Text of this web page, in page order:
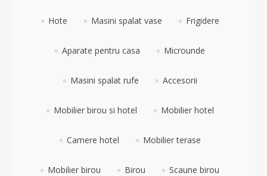
Hote Masini spalat vase Frigidere
Aparate pentru casa Microunde
Masini spalat rufe Accesorii
Mobilier birou si hotel Mobilier hotel
Camere hotel Mobilier terase
Mobilier birou Birou Scaune birou